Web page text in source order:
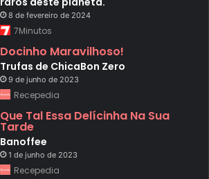
8 de fevereiro de 2024
7Minutos
Docinho Maravilhoso!
Trufas de ChicaBon Zero
9 de junho de 2023
Recepedia
Que Tal Essa Delícinha Na Sua
Tarde
Banoffee
1 de junho de 2023
Recepedia